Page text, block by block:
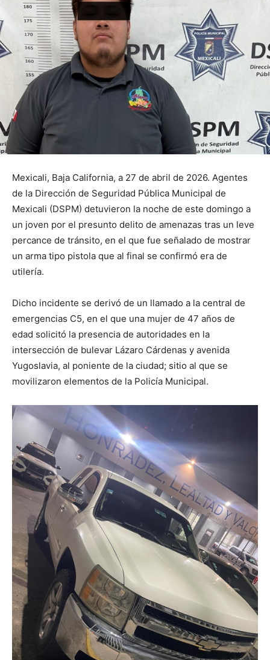
Mexicali, Baja California, a 27 de abril de 2026. Agentes
de la Dirección de Seguridad Pública Municipal de
Mexicali (DSPM) detuvieron la noche de este domingo a
un joven por el presunto delito de amenazas tras un leve
percance de tránsito, en el que fue señalado de mostrar
un arma tipo pistola que al final se confirmó era de
utilería.
Dicho incidente se derivó de un llamado a la central de
emergencias C5, en el que una mujer de 47 años de
edad solicitó la presencia de autoridades en la
intersección de bulevar Lázaro Cárdenas y avenida
Yugoslavia, al poniente de la ciudad; sitio al que se
movilizaron elementos de la Policía Municipal.